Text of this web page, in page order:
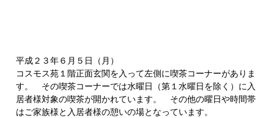
平成２３年６月５日（月）
コスモス苑１階正面玄関を入って左側に喫茶コーナーがありま
す。 その喫茶コーナーでは水曜日（第１水曜日を除く）に入
居者様対象の喫茶が開かれています。 その他の曜日や時間帯
はご家族様と入居者様の憩いの場となっています。